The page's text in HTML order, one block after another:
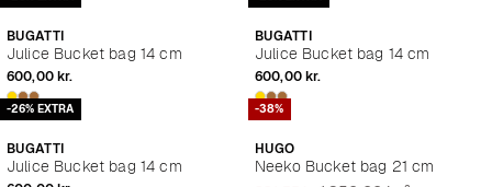
BUGATTI
Julice Bucket bag 14 cm
600,00 kr.
BUGATTI
Julice Bucket bag 14 cm
600,00 kr.
-26% EXTRA
BUGATTI
Julice Bucket bag 14 cm
-38%
HUGO
Neeko Bucket bag 21 cm